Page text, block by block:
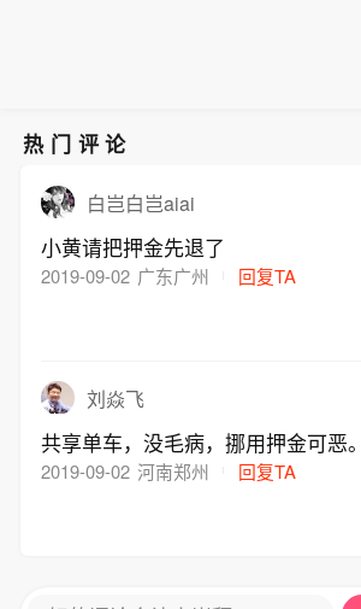
热门评论
白岂白岂aiai
小黄请把押金先退了
2019-09-02 广东广州 回复TA
刘焱飞
共享单车，没毛病，挪用押金可恶。
2019-09-02 河南郑州 回复TA